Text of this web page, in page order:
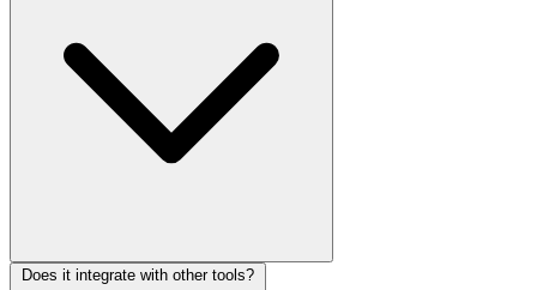
Does it integrate with other tools?